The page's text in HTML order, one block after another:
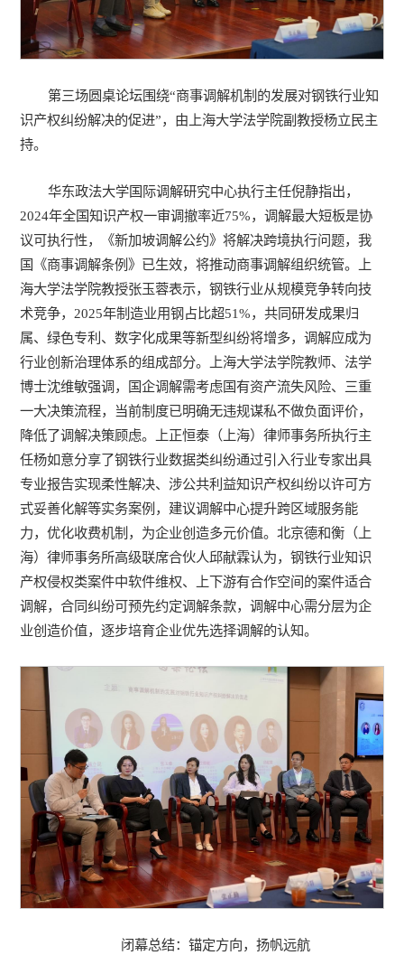
第三场圆桌论坛围绕“商事调解机制的发展对钢铁行业知
识产权纠纷解决的促进”，由上海大学法学院副教授杨立民主
持。
华东政法大学国际调解研究中心执行主任倪静指出，
2024年全国知识产权一审调撤率近75%，调解最大短板是协
议可执行性，《新加坡调解公约》将解决跨境执行问题，我
国《商事调解条例》已生效，将推动商事调解组织统管。上
海大学法学院教授张玉蓉表示，钢铁行业从规模竞争转向技
术竞争，2025年制造业用钢占比超51%，共同研发成果归
属、绿色专利、数字化成果等新型纠纷将增多，调解应成为
行业创新治理体系的组成部分。上海大学法学院教师、法学
博士沈维敏强调，国企调解需考虑国有资产流失风险、三重
一大决策流程，当前制度已明确无违规谋私不做负面评价，
降低了调解决策顾虑。上正恒泰（上海）律师事务所执行主
任杨如意分享了钢铁行业数据类纠纷通过引入行业专家出具
专业报告实现柔性解决、涉公共利益知识产权纠纷以许可方
式妥善化解等实务案例，建议调解中心提升跨区域服务能
力，优化收费机制，为企业创造多元价值。北京德和衡（上
海）律师事务所高级联席合伙人邱献霖认为，钢铁行业知识
产权侵权类案件中软件维权、上下游有合作空间的案件适合
调解，合同纠纷可预先约定调解条款，调解中心需分层为企
业创造价值，逐步培育企业优先选择调解的认知。
闭幕总结：锚定方向，扬帆远航